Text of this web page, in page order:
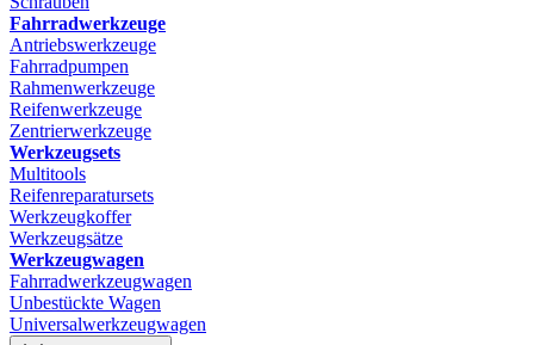
Fahrradwerkzeuge
Antriebswerkzeuge
Fahrradpumpen
Rahmenwerkzeuge
Reifenwerkzeuge
Zentrierwerkzeuge
Werkzeugsets
Multitools
Reifenreparatursets
Werkzeugkoffer
Werkzeugsätze
Werkzeugwagen
Fahrradwerkzeugwagen
Unbestückte Wagen
Universalwerkzeugwagen